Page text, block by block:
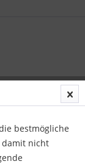
bestmögliche
damit nicht